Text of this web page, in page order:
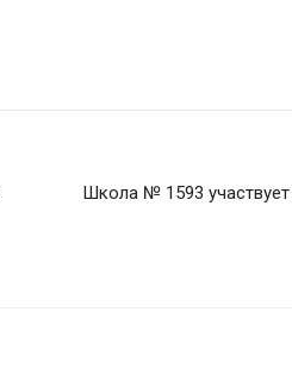
Школа № 1593 участвует